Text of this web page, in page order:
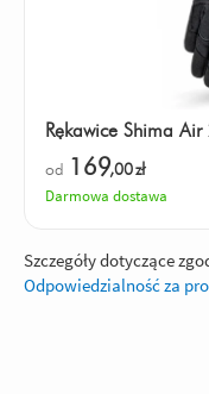
Rękawice Shima
od 169,00zł
Darmowa dostawa
Szczegóły dotyczące
Odpowiedzialność za